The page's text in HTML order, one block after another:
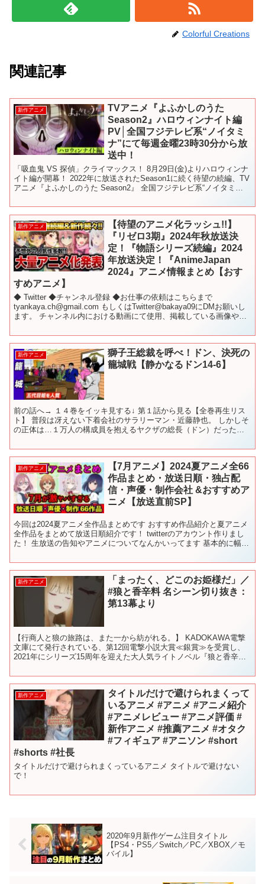
Colorful Creations
関連記事
新作アニメ
TVアニメ『よふかしのうた
Season2』ハロウィンナイト編
PV│全国フジテレビ系“ノイタミ
ナ”にて毎週金曜23時30分から放
送中！
「吸血鬼 VS 探偵」クライマックス！ 8月29日(金)よりハロウィンナ
イト編が開幕！ 2022年に放送されたSeason1に続く待望の続編、TV
アニメ『よふかしのうた Season2』 全国フジテレビ系“ノイタミ
新作アニメ
【待望のアニメ化ラッシュ!!】
『リゼロ3期』2024年秋放送決
定！『物語シリーズ続編』2024
年放送決定！『AnimeJapan
2024』アニメ情報まとめ【おす
すめアニメ】
◆ Twitter ◆チャンネル登録 ◆お仕事の依頼はこちらまで
tyankaya.ch@gmail.com もしくはTwitter@bakaya09にDMお願いし
ます。 チャンネル内における動画にて使用、掲載している画像や動
新作アニメ
獅子王総裁を呼べ！ドン、決死の
籠城戦【静かなるドン14-6】
前の話へ→ １４巻をイッキ見する↓ 第１話から見る【全巻再生リス
ト】 普段は冴えない下着会社のサラリーマン・近藤静也。 しかしそ
の正体は…１万人の構成員を抱えるヤクザの総長（ドン）だった！
新作アニメ
【7月アニメ】2024夏アニメ全66
作品まとめ・放送日順・独占配
信・声優・制作会社 &おすすめア
ニメ【放送直前SP】
今回は2024夏アニメ全作品まとめです おすすめ作品紹介と夏アニメ
全作品をまとめて放送日順紹介です！ twitterのアカウント作りまし
た！ 生放送の告知やアニメについてなんかいってます 基本的に幅広
新作アニメ
「まったく、どこのお姫様だ」／
#狼と香辛料 名シーン切り抜き：
第13幕より
【行商人と狼の旅路は、また一から紡がれる。】 KADOKAWA電撃
文庫にて発行されている、第12回電撃小説大賞≪銀賞≫を受賞し、
2021年にシリーズ15周年を迎えた大人気ライトノベル『狼と香辛
新作アニメ
タイトルだけで避けられまくって
いるアニメ #アニメ #アニメ紹介
#アニメレビュー #アニメ評価 #
新作アニメ #推薦アニメ #オタク
#フィギュア #アニソン #short
#shorts #社長
タイトルだけで避けられまくっているアニメ タイトルで避けない
で！
2020年9月新作ゲーム注目タイトル
【PS4・PS5／Switch／PC／XBOX／モ
バイル】